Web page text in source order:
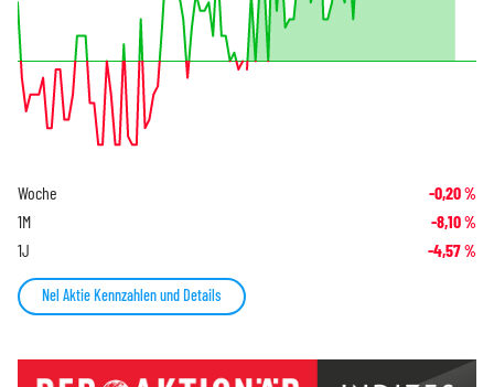
Woche -0,20%
1M -8,10%
1J -4,57%
Nel Aktie Kennzahlen und Details